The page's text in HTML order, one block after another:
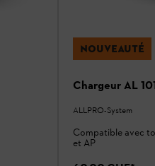
NOUVEAUTÉ
Chargeur AL
ALLPRO-System
Compatible avec
et AP